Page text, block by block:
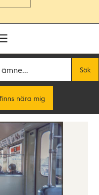
Sök
nära mig